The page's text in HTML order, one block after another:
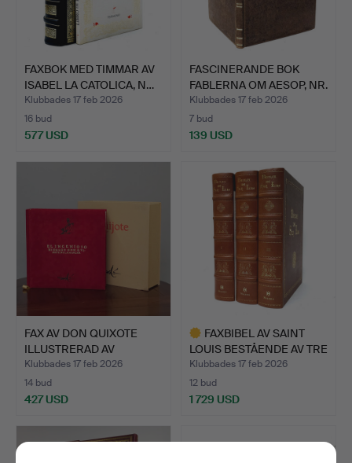
FAXBOK MED TIMMAR AV
ISABEL LA CATOLICA, N…
Klubbades 17 feb 2026
16 bud
577 USD
FASCINERANDE BOK
FABLERNA OM AESOP, NR.
18…
Klubbades 17 feb 2026
7 bud
139 USD
FAX AV DON QUIXOTE
ILLUSTRERAD AV
SALVADOR…
Klubbades 17 feb 2026
14 bud
427 USD
FAXBIBEL AV SAINT
LOUIS BESTÅENDE AV TRE
V…
Klubbades 17 feb 2026
12 bud
1 729 USD